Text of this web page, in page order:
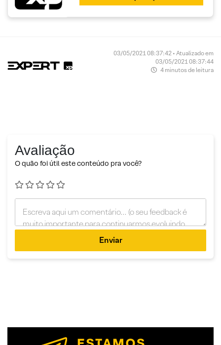
03/05/2021 08:37:42 • Atualizado em
03/05/2021 08:37:44
4 minutos de leitura
Avaliação
O quão foi útil este conteúdo pra você?
Enviar